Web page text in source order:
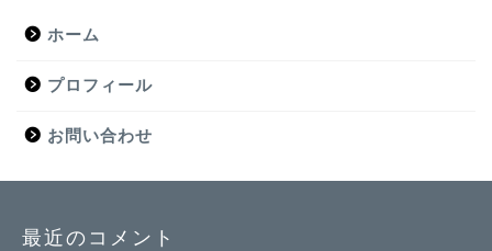
ホーム
プロフィール
お問い合わせ
最近のコメント